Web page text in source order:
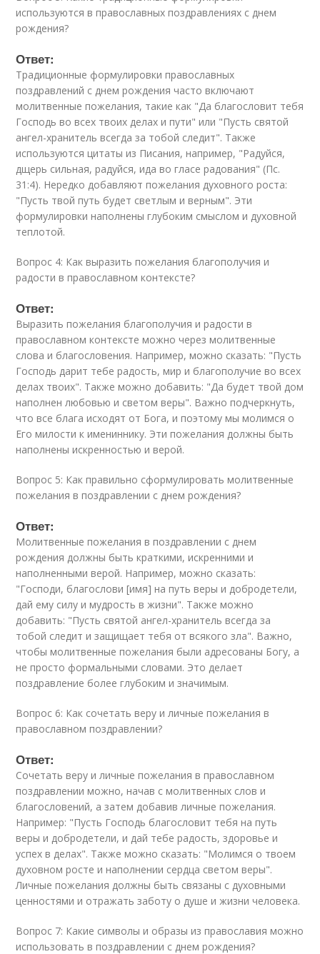
используются в православных поздравлениях с днем
рождения?
Ответ:
Традиционные формулировки православных
поздравлений с днем рождения часто включают
молитвенные пожелания, такие как "Да благословит тебя
Господь во всех твоих делах и пути" или "Пусть святой
ангел-хранитель всегда за тобой следит". Также
используются цитаты из Писания, например, "Радуйся,
дщерь сильная, радуйся, ида во гласе радования" (Пс.
31:4). Нередко добавляют пожелания духовного роста:
"Пусть твой путь будет светлым и верным". Эти
формулировки наполнены глубоким смыслом и духовной
теплотой.
Вопрос 4: Как выразить пожелания благополучия и
радости в православном контексте?
Ответ:
Выразить пожелания благополучия и радости в
православном контексте можно через молитвенные
слова и благословения. Например, можно сказать: "Пусть
Господь дарит тебе радость, мир и благополучие во всех
делах твоих". Также можно добавить: "Да будет твой дом
наполнен любовью и светом веры". Важно подчеркнуть,
что все блага исходят от Бога, и поэтому мы молимся о
Его милости к имениннику. Эти пожелания должны быть
наполнены искренностью и верой.
Вопрос 5: Как правильно сформулировать молитвенные
пожелания в поздравлении с днем рождения?
Ответ:
Молитвенные пожелания в поздравлении с днем
рождения должны быть краткими, искренними и
наполненными верой. Например, можно сказать:
"Господи, благослови [имя] на путь веры и добродетели,
дай ему силу и мудрость в жизни". Также можно
добавить: "Пусть святой ангел-хранитель всегда за
тобой следит и защищает тебя от всякого зла". Важно,
чтобы молитвенные пожелания были адресованы Богу, а
не просто формальными словами. Это делает
поздравление более глубоким и значимым.
Вопрос 6: Как сочетать веру и личные пожелания в
православном поздравлении?
Ответ:
Сочетать веру и личные пожелания в православном
поздравлении можно, начав с молитвенных слов и
благословений, а затем добавив личные пожелания.
Например: "Пусть Господь благословит тебя на путь
веры и добродетели, и дай тебе радость, здоровье и
успех в делах". Также можно сказать: "Молимся о твоем
духовном росте и наполнении сердца светом веры".
Личные пожелания должны быть связаны с духовными
ценностями и отражать заботу о душе и жизни человека.
Вопрос 7: Какие символы и образы из православия можно
использовать в поздравлении с днем рождения?